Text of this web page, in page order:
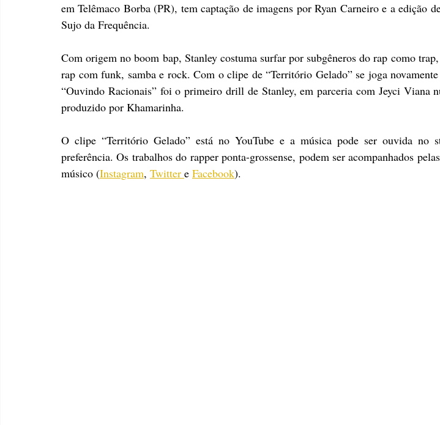
em Telêmaco Borba (PR), tem captação de imagens por Ryan Carneiro e a edição
Sujo da Frequência.
Com origem no boom bap, Stanley costuma surfar por subgêneros do rap como
rap com funk, samba e rock. Com o clipe de “Território Gelado” se joga
“Ouvindo Racionais” foi o primeiro drill de Stanley, em parceria com Jeyci Viana
produzido por Khamarinha.
O clipe “Território Gelado” está no YouTube e a música pode ser ouvida no
preferência. Os trabalhos do rapper ponta-grossense, podem ser acompanhados
músico (Instagram, Twitter e Facebook).